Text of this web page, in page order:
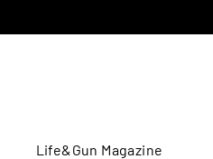
Life&Gun Magazine